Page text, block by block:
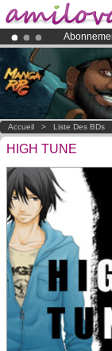
Déjà
Le
Accueil > Liste Des BDs
HIGH TUNE